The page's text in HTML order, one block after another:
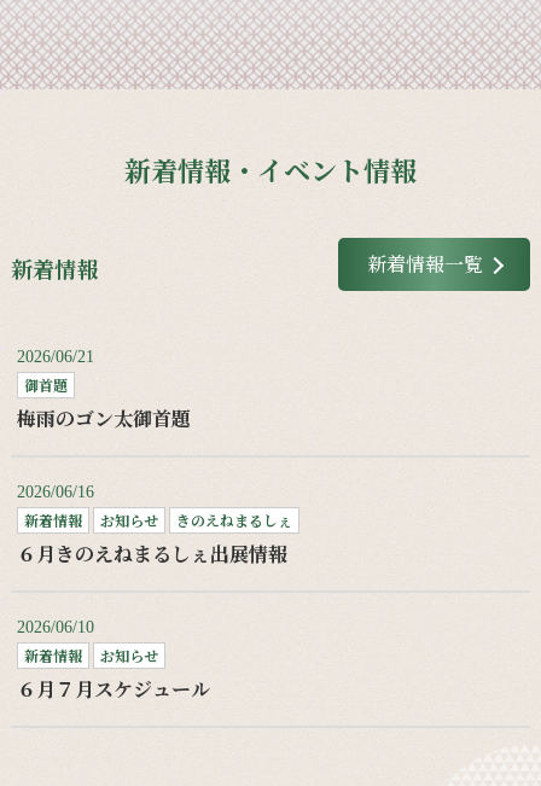
新着情報・イベント情報
新着情報 新着情報一覧
2026/06/21
御首題
梅雨のゴン太御首題
2026/06/16
新着情報 お知らせ きのえねまるしぇ
６月きのえねまるしぇ出展情報
2026/06/10
新着情報 お知らせ
６月７月スケジュール